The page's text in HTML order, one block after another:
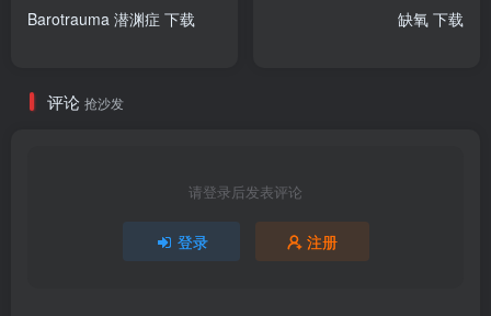
Barotrauma 潜渊症 下载
缺氧 下载
评论 抢沙发
请登录后发表评论
登录 注册